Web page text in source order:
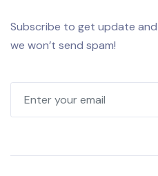
Subscribe to get update
we won’t send spam!